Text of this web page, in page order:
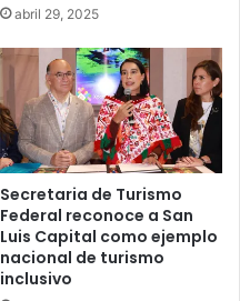
abril 29, 2025
Secretaria de Turismo
Federal reconoce a San
Luis Capital como ejemplo
nacional de turismo
inclusivo